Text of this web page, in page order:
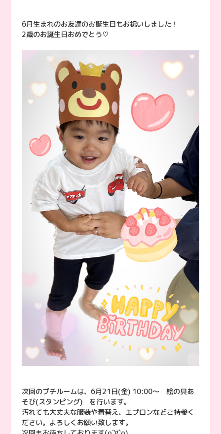
6月生まれのお友達のお誕生日もお祝いしました！
2歳のお誕生日おめでとう♡
次回のプチルームは、6月21日(金) 10:00〜 絵の具あ
そび(スタンピング) を行います。
汚れても大丈夫な服装や着替え、エプロンなどご持参く
ださい。よろしくお願い致します。